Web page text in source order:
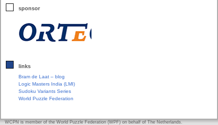
sponsor
links
Bram de Laat – blog
Logic Masters India (LMI)
Sudoku Variants Series
World Puzzle Federation
WCPN is member of the World Puzzle Federation (WPF) on behalf of The Netherlands.